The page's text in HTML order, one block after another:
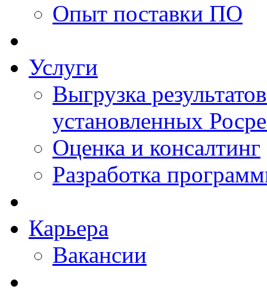
Опыт поставки ПО
Услуги
Выгрузка
установленных
Оценка и консалтинг
Разработка
Карьера
Вакансии